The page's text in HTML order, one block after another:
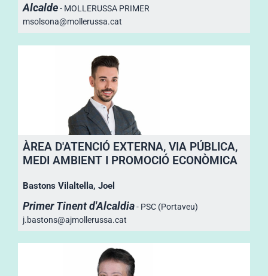
Alcalde- MOLLERUSSA PRIMER
msolsona@mollerussa.cat
ÀREA D'ATENCIÓ EXTERNA, VIA PÚBLICA,
MEDI AMBIENT I PROMOCIÓ ECONÒMICA
Bastons Vilaltella, Joel
Primer Tinent d'Alcaldia- PSC (Portaveu)
j.bastons@ajmollerussa.cat